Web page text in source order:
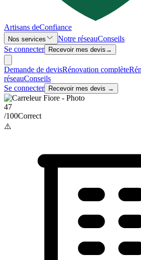
Artisans deConfiance
Nos services Notre réseauConseils
Se connecter
Recevoir mes devis →
Demande de devisRénovation complète
réseauConseils
Se connecter
Recevoir mes devis →
47
/100Correct
⚠️